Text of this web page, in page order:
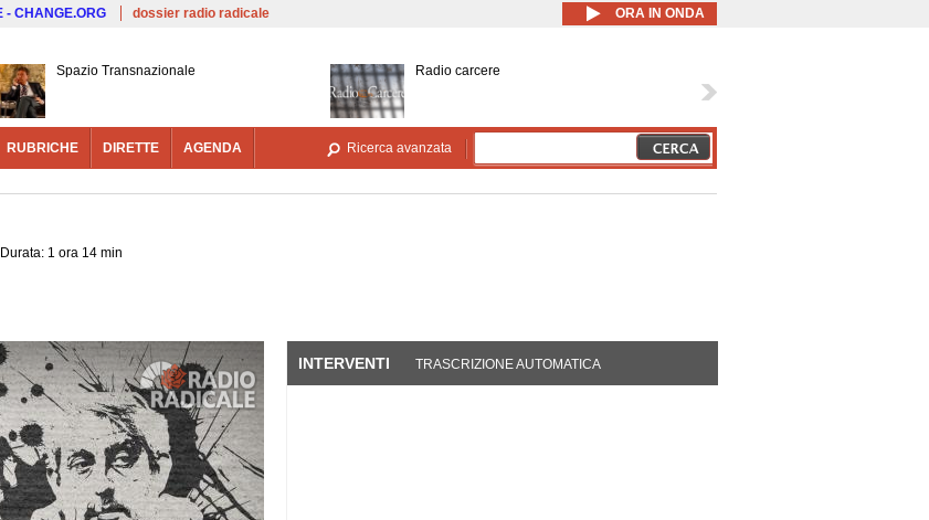
Salta al contenuto principale
- CHANGE.ORG dossier radio radicale ORA IN ONDA
Spazio Transnazionale Radio carcere
RUBRICHE DIRETTE AGENDA Ricerca avanzata
1 ora 14 min
INTERVENTI (SCHEDA ATTIVA)
TRASCRIZIONE AUTOMATICA